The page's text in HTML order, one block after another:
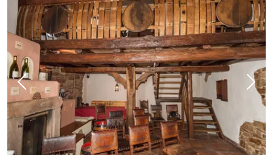
Vorheriges Bild